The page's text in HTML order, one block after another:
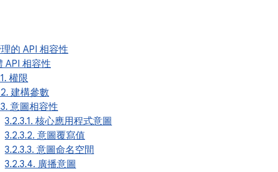
的 API 相容性
API 相容性
權限
建構參數
意圖相容性
3.2.3.1. 核心應用程式意圖
3.2.3.2. 意圖覆寫值
3.2.3.3. 意圖命名空間
3.2.3.4. 廣播意圖